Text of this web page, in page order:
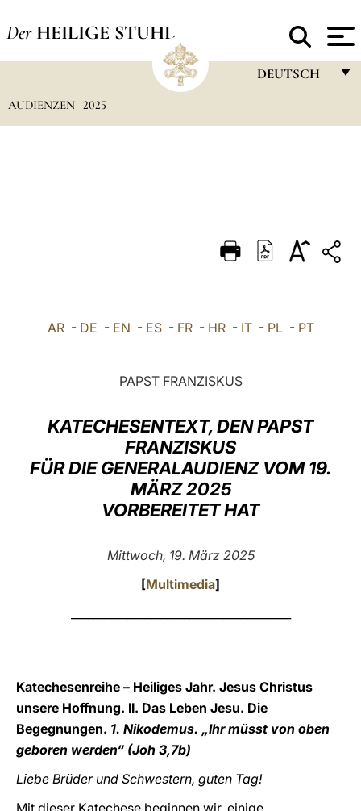
Der HEILIGE STUHL
DEUTSCH
DEUTSCH
العربيّة
AUDIENZEN 2025
AR- DE - EN - ES- FR- HR- IT- PL- PT
PAPST FRANZISKUS
KATECHESENTEXT, DEN PAPST
FRANZISKUS
FÜR DIE GENERALAUDIENZ VOM 19.
MÄRZ 2025
VORBEREITET HAT
Mittwoch, 19. März 2025
[Multimedia]
Katechesenreihe – Heiliges Jahr. Jesus Christus
unsere Hoffnung. II. Das Leben Jesu. Die
Begegnungen. 1. Nikodemus. „Ihr müsst von oben
geboren werden“ (Joh 3,7b)
Liebe Brüder und Schwestern, guten Tag!
Mit dieser Katechese beginnen wir, einige